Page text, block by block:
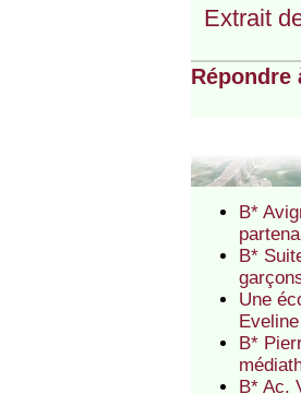
Extrait
Répondre
B*
B*
Une
B*
B* Ac.